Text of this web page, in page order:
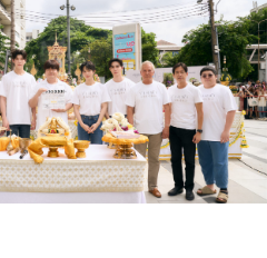
เสื้อจากนักแสดงคนโปรด